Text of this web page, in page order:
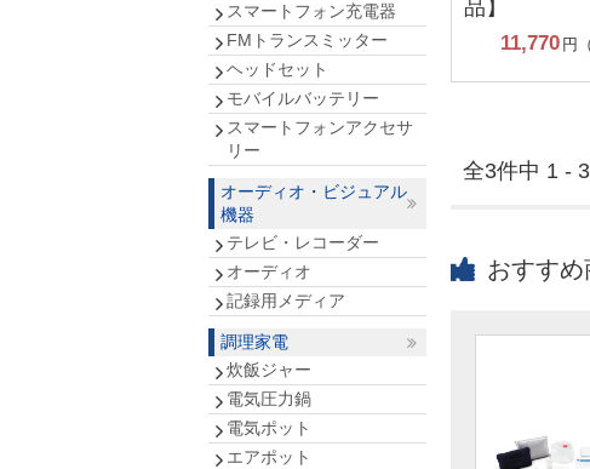
品】
11,770 円
全3件中 1 -
スマートフォン充電器
FMトランスミッター
ヘッドセット
モバイルバッテリー
スマートフォンアクセサ
リー
オーディオ・ビジュアル
機器
テレビ・レコーダー
オーディオ
記録用メディア
調理家電
炊飯ジャー
電気圧力鍋
電気ポット
エアポット
おすすめ